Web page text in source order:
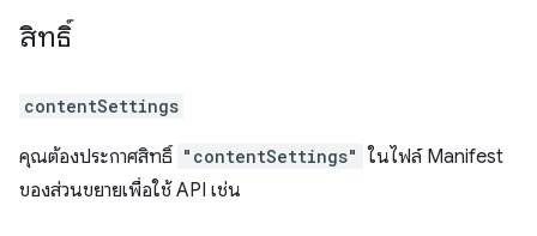
สิทธิ์
contentSettings
คุณต้องประกาศสิทธิ์ "contentSettings" ในไฟล์ Manifest
ของส่วนขยายเพื่อใช้ API เช่น